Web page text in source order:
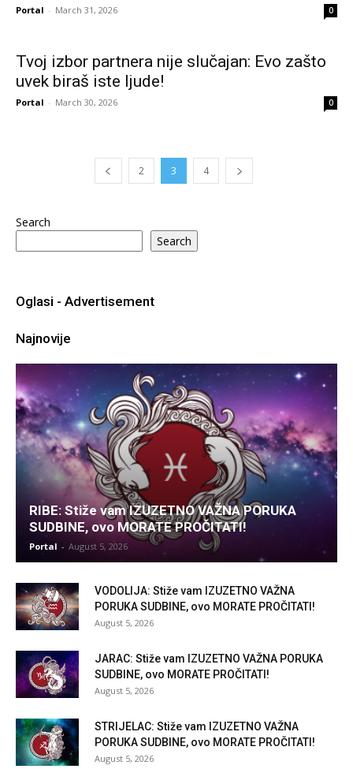
Portal - March 31, 2026 0
Tvoj izbor partnera nije slučajan: Evo zašto
uvek biraš iste ljude!
Portal - March 30, 2026 0
2 3 4
Search
Search
Oglasi - Advertisement
Najnovije
RIBE: Stiže vam IZUZETNO VAŽNA PORUKA
SUDBINE, ovo MORATE PROČITATI!
Portal - August 5, 2026
VODOLIJA: Stiže vam IZUZETNO VAŽNA
PORUKA SUDBINE, ovo MORATE PROČITATI!
August 5, 2026
JARAC: Stiže vam IZUZETNO VAŽNA PORUKA
SUDBINE, ovo MORATE PROČITATI!
August 5, 2026
STRIJELAC: Stiže vam IZUZETNO VAŽNA
PORUKA SUDBINE, ovo MORATE PROČITATI!
August 5, 2026